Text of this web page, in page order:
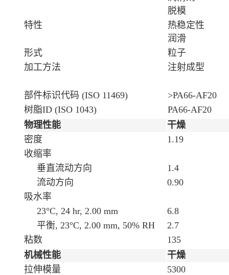
脱模
特性
热稳定性
润滑
形式
粒子
加工方法
注射成型
部件标识代码 (ISO 11469)
>PA66-AF20
树脂ID (ISO 1043)
PA66-AF20
物理性能
干燥
密度
1.19
收缩率
垂直流动方向
1.4
流动方向
0.90
吸水率
23°C, 24 hr, 2.00 mm
6.8
平衡, 23°C, 2.00 mm, 50% RH
2.7
粘数
135
机械性能
干燥
拉伸模量
5300